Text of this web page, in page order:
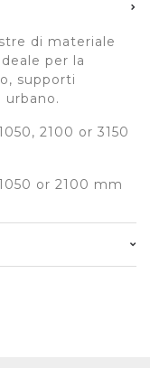
di materiale
per la
supporti
2100 or 3150
or 2100 mm